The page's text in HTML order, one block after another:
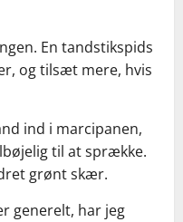
En tandstikspids
og tilsæt mere, hvis
ind i marcipanen,
til at sprække.
grønt skær.
generelt, har jeg